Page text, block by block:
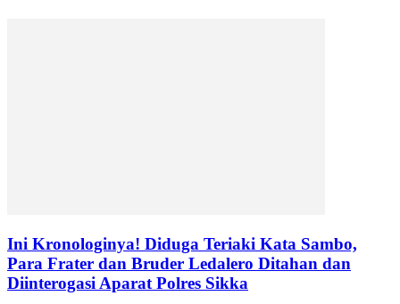
Ini Kronologinya! Diduga Teriaki Kata Sambo,
Para Frater dan Bruder Ledalero Ditahan dan
Diinterogasi Aparat Polres Sikka